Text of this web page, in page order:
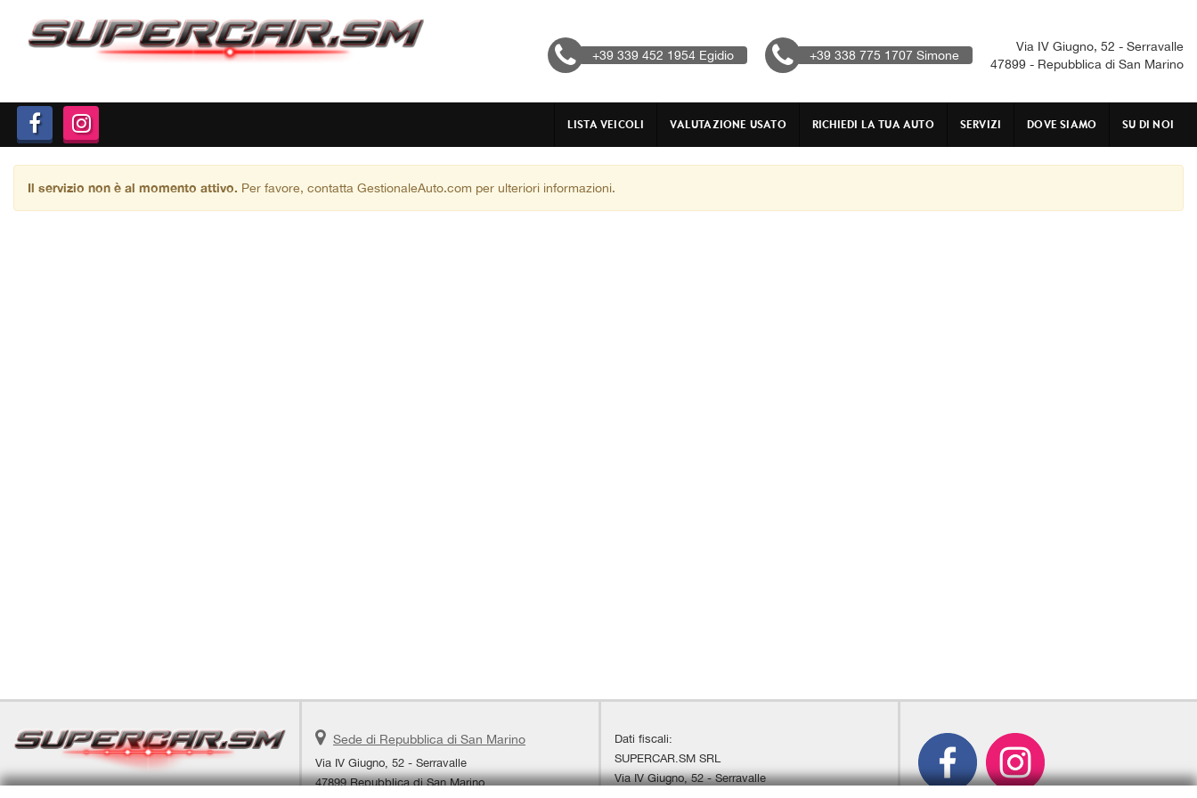
LISTA VEICOLI
RICHIEDI LA TUA AUTO
SERVIZI
Via IV Giugno, 52 - Serravalle
47899 - Repubblica di San Marino
+39 338 775 1707 Simone
+39 339 452 1954 Egidio
LISTA VEICOLI VALUTAZIONE USATO RICHIEDI LA TUA AUTO SERVIZI DOVE SIAMO SU DI NOI
Il servizio non è al momento attivo. Per favore, contatta GestionaleAuto.com per ulteriori informazioni.
Sede di Repubblica di San Marino
Via IV Giugno, 52 - Serravalle
47899 Repubblica di San Marino
Dati fiscali:
SUPERCAR.SM SRL
Via IV Giugno, 52 - Serravalle